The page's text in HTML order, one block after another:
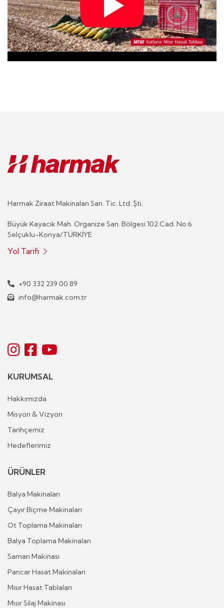
Harmak Ziraat Makinaları San. Tic. Ltd. Şti.
Büyük Kayacık Mah. Organize San. Bölgesi 102.Cad. No:6
Selçuklu-Konya/TÜRKİYE
Yol Tarifi
+90 332 239 00 89
info@harmak.com.tr
KURUMSAL
Hakkımızda
Misyon & Vizyon
Tarihçemiz
Hedeflerimiz
ÜRÜNLER
Balya Makinaları
Çayır Biçme Makinaları
Ot Toplama Makinaları
Balya Toplama Makinaları
Saman Makinası
Pancar Hasat Makinaları
Mısır Hasat Tablaları
Mısır Silaj Makinası